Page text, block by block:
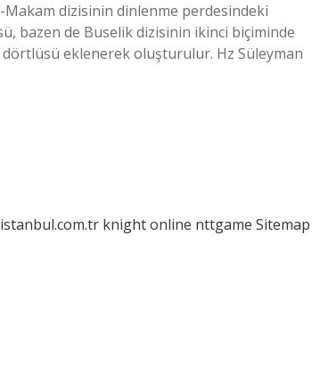
Makam dizisinin dinlenme perdesindeki
bazen de Buselik dizisinin ikinci biçiminde
eklenerek oluşturulur. Hz Süleyman
knight online nttgame Sitemap